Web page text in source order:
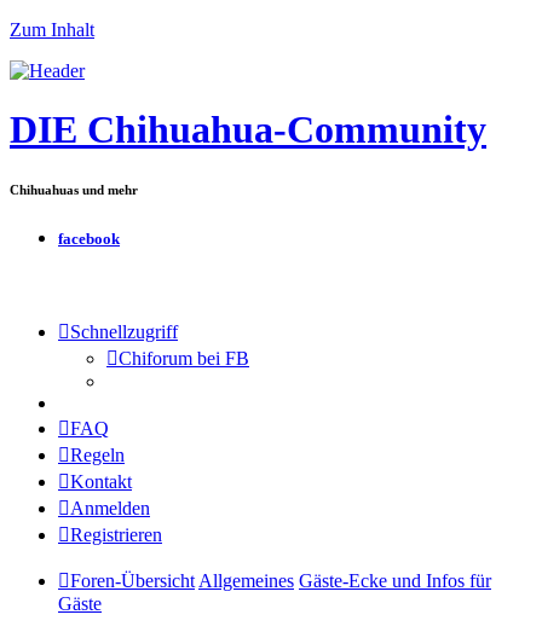
Zum Inhalt
DIE Chihuahua-Community
Chihuahuas und mehr
facebook
Schnellzugriff
Chiforum bei FB
FAQ
Regeln
Kontakt
Anmelden
Registrieren
Foren-Übersicht Allgemeines Gäste-Ecke und Infos für
Gäste